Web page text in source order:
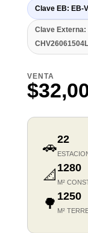
Clave EB: EB-
Clave Externa:
VENTA
🚗22
📐 1280
M²
🌳 1250
M²